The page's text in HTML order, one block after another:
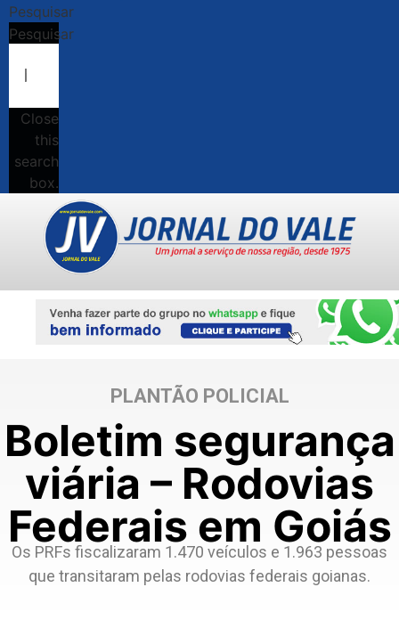
Pesquisar
Pesquisar
Close
this
search
box.
PLANTÃO POLICIAL
Boletim segurança
viária – Rodovias
Federais em Goiás
Os PRFs fiscalizaram 1.470 veículos e 1.963 pessoas
que transitaram pelas rodovias federais goianas.